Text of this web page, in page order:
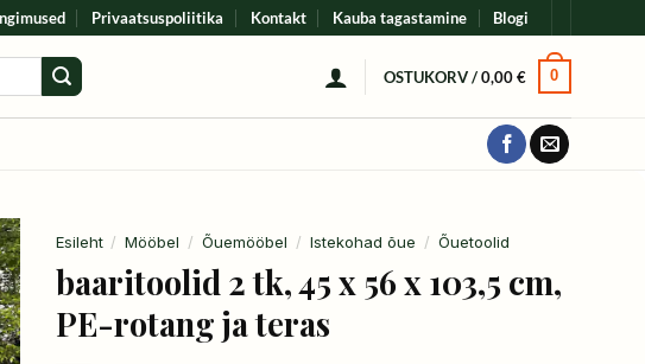
Privaatsuspoliitika Kontakt Kauba tagastamine Blogi
OSTUKORV /0,00€ 0
Esileht / Mööbel / Õuemööbel / Istekohad õue / Õuetoolid
baaritoolid 2 tk, 45 x 56 x 103,5 cm,
PE-rotang ja teras